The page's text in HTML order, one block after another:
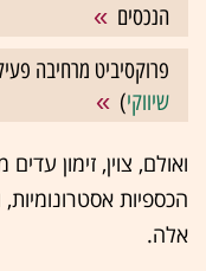
הנכסים
פרוקסיביט מרחיבה
שיווקי)
ואולם, צוין, זימון
הכספיות
אלה.